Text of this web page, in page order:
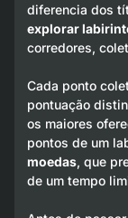
diferencia dos
explorar
corredores,
Cada ponto
pontuação
os maiores
pontos de um
moedas, que
de um tempo